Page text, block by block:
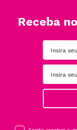
Receba